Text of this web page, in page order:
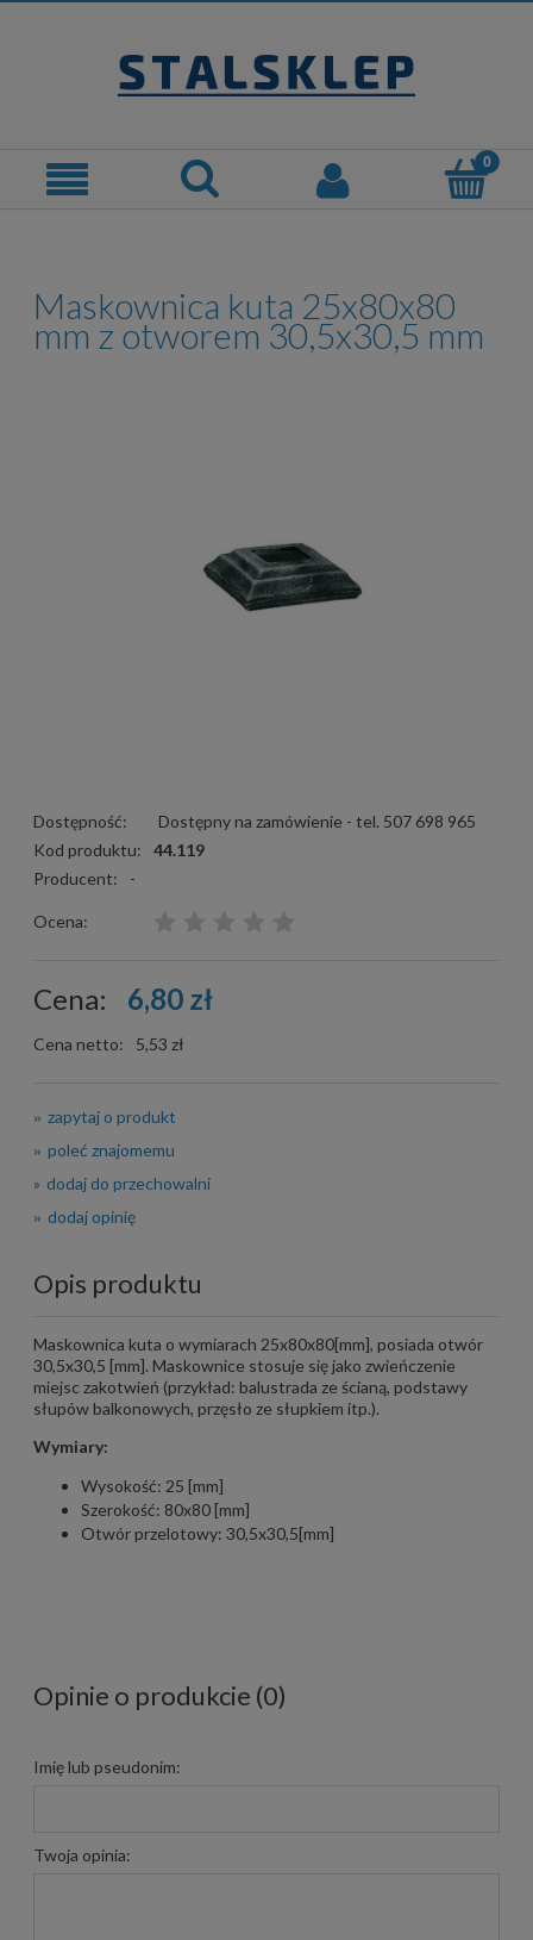
Maskownica kuta 25x80x80
mm z otworem 30,5x30,5 mm
Dostępność:
Dostępny na zamówienie - tel. 507 698 965
Kod produktu:
44.119
Producent:
-
Ocena:
Cena: 6,80 zł
Cena netto: 5,53 zł
zapytaj o produkt
poleć znajomemu
dodaj do przechowalni
dodaj opinię
Opis produktu
Maskownica kuta o wymiarach 25x80x80[mm], posiada otwór
30,5x30,5 [mm]. Maskownice stosuje się jako zwieńczenie
miejsc zakotwień (przykład: balustrada ze ścianą, podstawy
słupów balkonowych, przęsło ze słupkiem itp.).
Wymiary:
Wysokość: 25 [mm]
Szerokość: 80x80 [mm]
Otwór przelotowy: 30,5x30,5[mm]
Opinie o produkcie (0)
Imię lub pseudonim:
Twoja opinia: